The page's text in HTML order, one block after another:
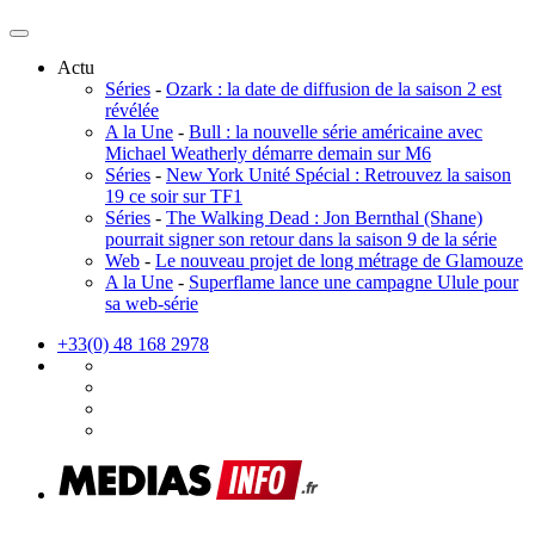
Actu
Séries - Ozark : la date de diffusion de la saison 2 est
révélée
A la Une - Bull : la nouvelle série américaine avec
Michael Weatherly démarre demain sur M6
Séries - New York Unité Spécial : Retrouvez la saison
19 ce soir sur TF1
Séries - The Walking Dead : Jon Bernthal (Shane)
pourrait signer son retour dans la saison 9 de la série
Web - Le nouveau projet de long métrage de Glamouze
A la Une - Superflame lance une campagne Ulule pour
sa web-série
+33(0) 48 168 2978